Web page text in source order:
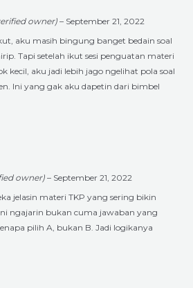
owner)– September 21, 2022
aku masih bingung banget bedain soal
Tapi setelah ikut sesi penguatan materi
kecil, aku jadi lebih jago ngelihat pola soal
Ini yang gak aku dapetin dari bimbel
owner)– September 21, 2022
jelasin materi TKP yang sering bikin
ngajarin bukan cuma jawaban yang
pilih A, bukan B. Jadi logikanya